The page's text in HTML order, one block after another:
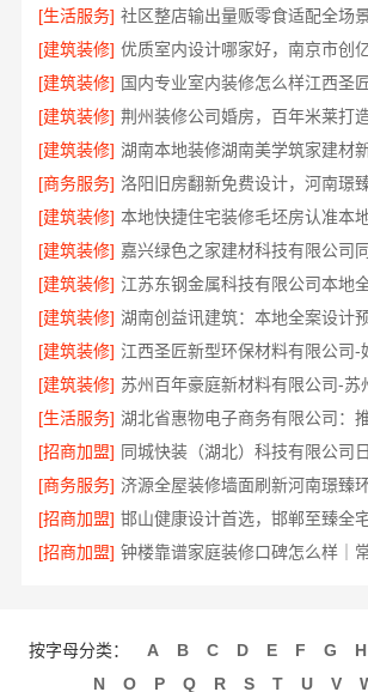
[生活服务]
[建筑装修] 优质室内设计哪家好，南京市创
[建筑装修]
[建筑装修] 荆州装修公司婚房，百年米莱打
[建筑装修] 湖南本地装修湖南美学筑家建材
[商务服务]
[建筑装修]
[建筑装修]
[建筑装修]
[建筑装修] 湖南创益讯建筑：本地全案设计
[建筑装修] 江西圣匠新型环保材料有限公司-
[建筑装修]
[生活服务]
[招商加盟]
[商务服务]
[招商加盟] 邯山健康设计首选，邯郸至臻全
[招商加盟]
按字母分类： A B C D E F G H
N
O P Q R S T U V